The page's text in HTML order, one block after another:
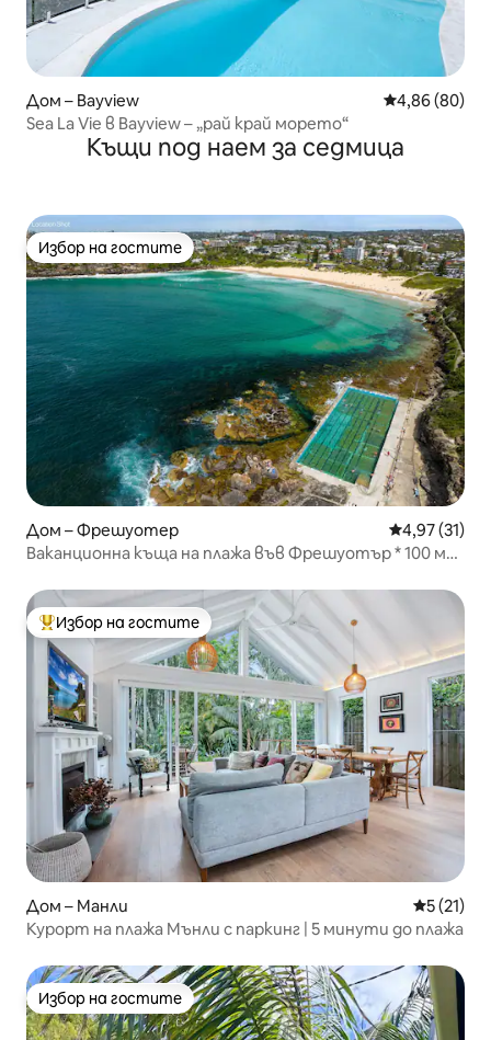
Дом – Bayview Средна
4,86 (80)
Sea La Vie в Bayview – „рай край морето“
Къщи под наем за седмица
Избор на гостите
Избор на гостите
Дом – Фрешуотер Средна
4,97 (31)
Ваканционна къща на плажа във Фрешуотър * 100 м
Най-популярен избор на гостите
Избор на гостите
Дом – Манли Средна
5 (21)
Курорт на плажа Мънли с паркинг | 5 минути до плажа
Избор на гостите
Избор на гостите